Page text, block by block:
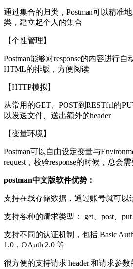
通过集合的归类，Postman可以精准
类，建立起个人的集合
【个性管理】
Postman能够对response的内容进行自
HTML的排版，方便阅读
【HTTP模拟】
从常用的GET、POST到RESTful的
以发送文件、送出额外的header
【变量环境】
Postman可以自由设定变量与
request，校验response的时候，总会
postman中文版软件优势：
支持在线存储数据，通过账号就可以
支持各种的请求类型： get、post、put
支持不同的认证机制，包括 Basic
1.0，OAuth 2.0 等
很方便的支持请求 header 和请求参数